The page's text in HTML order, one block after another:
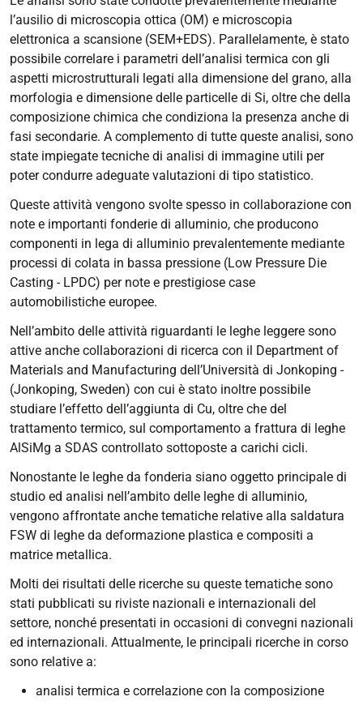
l’ausilio di microscopia ottica (OM) e microscopia
elettronica a scansione (SEM+EDS). Parallelamente, è stato
possibile correlare i parametri dell’analisi termica con gli
aspetti microstrutturali legati alla dimensione del grano, alla
morfologia e dimensione delle particelle di Si, oltre che della
composizione chimica che condiziona la presenza anche di
fasi secondarie. A complemento di tutte queste analisi, sono
state impiegate tecniche di analisi di immagine utili per
poter condurre adeguate valutazioni di tipo statistico.
Queste attività vengono svolte spesso in collaborazione con
note e importanti fonderie di alluminio, che producono
componenti in lega di alluminio prevalentemente mediante
processi di colata in bassa pressione (Low Pressure Die
Casting - LPDC) per note e prestigiose case
automobilistiche europee.
Nell’ambito delle attività riguardanti le leghe leggere sono
attive anche collaborazioni di ricerca con il Department of
Materials and Manufacturing dell’Università di Jonkoping -
(Jonkoping, Sweden) con cui è stato inoltre possibile
studiare l’effetto dell’aggiunta di Cu, oltre che del
trattamento termico, sul comportamento a frattura di leghe
AlSiMg a SDAS controllato sottoposte a carichi cicli.
Nonostante le leghe da fonderia siano oggetto principale di
studio ed analisi nell’ambito delle leghe di alluminio,
vengono affrontate anche tematiche relative alla saldatura
FSW di leghe da deformazione plastica e compositi a
matrice metallica.
Molti dei risultati delle ricerche su queste tematiche sono
stati pubblicati su riviste nazionali e internazionali del
settore, nonché presentati in occasioni di convegni nazionali
ed internazionali. Attualmente, le principali ricerche in corso
sono relative a:
analisi termica e correlazione con la composizione